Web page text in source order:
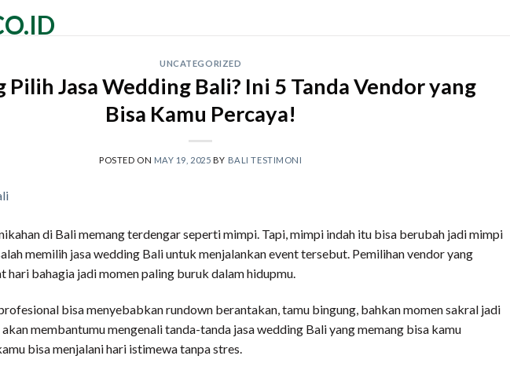
UNCATEGORIZED
Pilih Jasa Wedding Bali? Ini 5 Tanda Vendor yang
Bisa Kamu Percaya!
POSTED ON MAY 19, 2025 BY BALI TESTIMONI
di Bali memang terdengar seperti mimpi. Tapi, mimpi indah itu bisa berubah jadi mimpi
memilih jasa wedding Bali untuk menjalankan event tersebut. Pemilihan vendor yang
hari bahagia jadi momen paling buruk dalam hidupmu.
bisa menyebabkan rundown berantakan, tamu bingung, bahkan momen sakral jadi
membantumu mengenali tanda-tanda jasa wedding Bali yang memang bisa kamu
bisa menjalani hari istimewa tanpa stres.